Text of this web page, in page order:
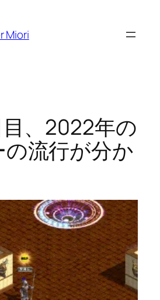
Miori
、2022年の
流行が分か